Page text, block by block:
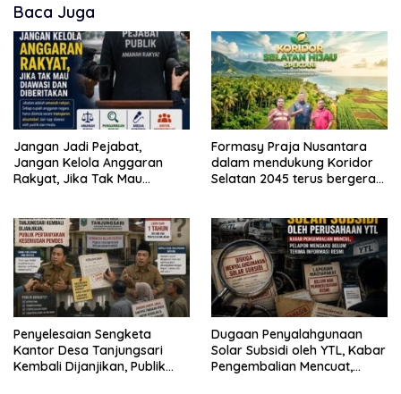
Baca Juga
Jangan Jadi Pejabat,
Jangan Kelola Anggaran
Rakyat, Jika Tak Mau
Formasy Praja Nusantara
dalam mendukung Koridor
Selatan 2045 terus bergerak
dengan SPEKTANI
Penyelesaian Sengketa
Kantor Desa Tanjungsari
Kembali Dijanjikan, Publik
Dugaan Penyalahgunaan
Solar Subsidi oleh YTL, Kabar
Pengembalian Mencuat,